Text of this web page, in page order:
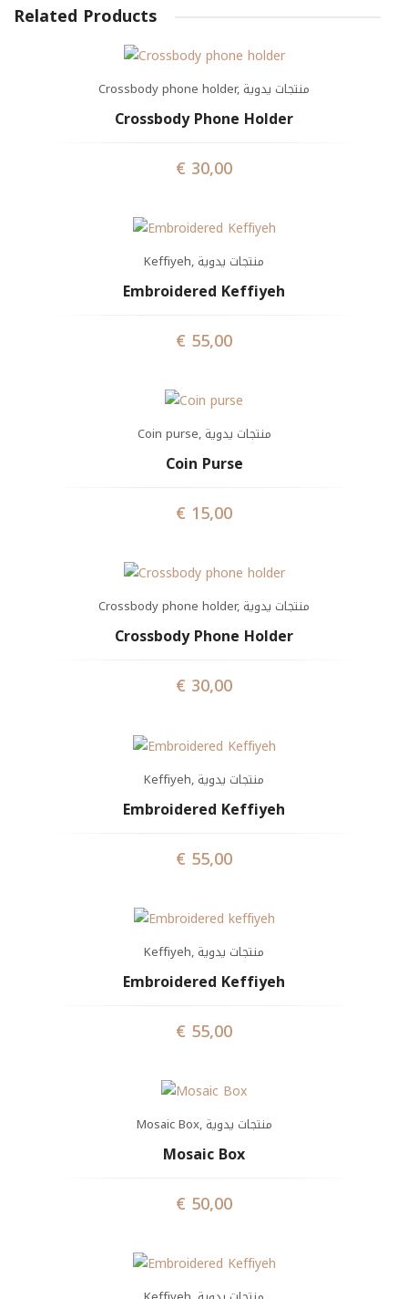
Related Products
Crossbody phone holder, منتجات يدوية
Crossbody Phone Holder
€ 30,00
Keffiyeh, منتجات يدوية
Embroidered Keffiyeh
€ 55,00
Coin purse, منتجات يدوية
Coin Purse
€ 15,00
Crossbody phone holder, منتجات يدوية
Crossbody Phone Holder
€ 30,00
Keffiyeh, منتجات يدوية
Embroidered Keffiyeh
€ 55,00
Keffiyeh, منتجات يدوية
Embroidered Keffiyeh
€ 55,00
Mosaic Box, منتجات يدوية
Mosaic Box
€ 50,00